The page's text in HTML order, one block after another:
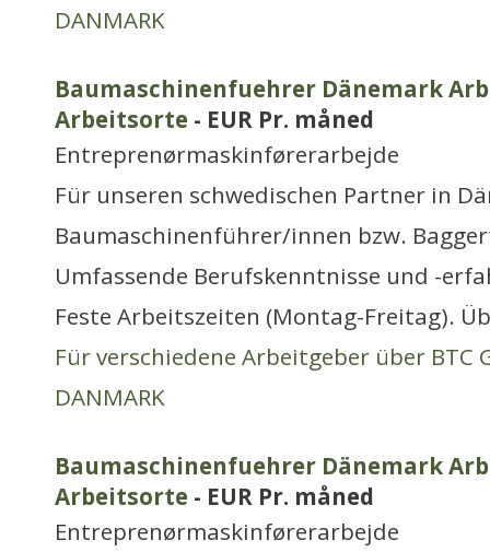
DANMARK
Baumaschinenfuehrer Dänemark
Arbeitsorte - EUR Pr. måned
Entreprenørmaskinførerarbejde
Für unseren schwedischen Partner in
Baumaschinenführer/innen bzw.
Umfassende Berufskenntnisse und -
Feste Arbeitszeiten (Montag-Freitag).
Für verschiedene Arbeitgeber über BTC
DANMARK
Baumaschinenfuehrer Dänemark
Arbeitsorte - EUR Pr. måned
Entreprenørmaskinførerarbejde